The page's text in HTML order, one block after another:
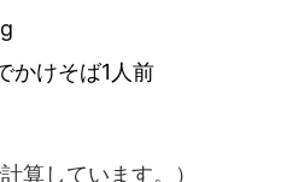
かけそば1人前
算しています。）